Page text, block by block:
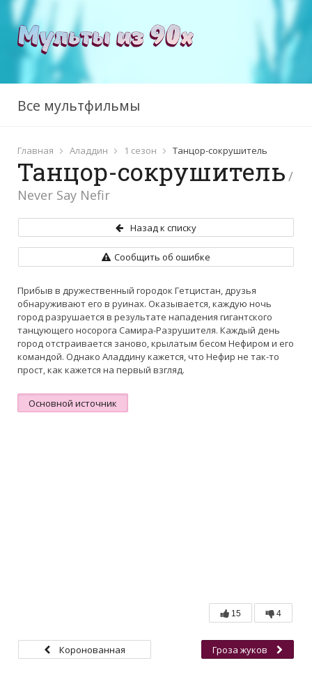
Все мультфильмы
Главная Аладдин 1 сезон Танцор-сокрушитель
Танцор-сокрушитель /
Never Say Nefir
Назад к списку
Сообщить об ошибке
Прибыв в дружественный городок Гетцистан, друзья
обнаруживают его в руинах. Оказывается, каждую ночь
город разрушается в результате нападения гигантского
танцующего носорога Самира-Разрушителя. Каждый день
город отстраивается заново, крылатым бесом Нефиром и его
командой. Однако Аладдину кажется, что Нефир не так-то
прост, как кажется на первый взгляд.
Основной источник
15 4
Коронованная
Гроза жуков
Эй, Арнольд